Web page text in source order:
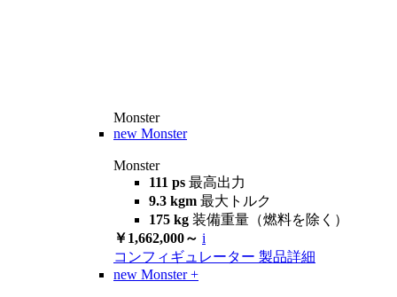
Monster
new Monster
Monster
111 ps 最高出力
9.3 kgm 最大トルク
175 kg 装備重量（燃料を除く）
￥1,662,000～ i
コンフィギュレーター 製品詳細
new Monster +